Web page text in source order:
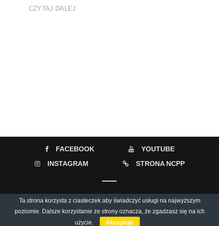
CZYTAJ DALEJ
FACEBOOK
YOUTUBE
INSTAGRAM
STRONA NCPP
© 2026 Muzyczny Informator Culturalny / Narodowe Centrum Polskiej
Piosenki
Ta strona korzysta z ciasteczek aby świadczyć usługi na najwyższym
poziomie. Dalsze korzystanie ze strony oznacza, że zgadzasz się na ich
użycie.
Akceptuje